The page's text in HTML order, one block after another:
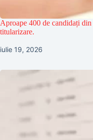
Aproape 400 de candidați
titularizare.
iulie 19, 2026